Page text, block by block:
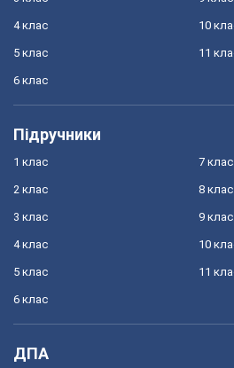
4 клас
5 клас
6 клас
10
11
Підручники
1 клас
2 клас
3 клас
4 клас
5 клас
6 клас
7 клас
8 клас
9 клас
10
11
ДПА